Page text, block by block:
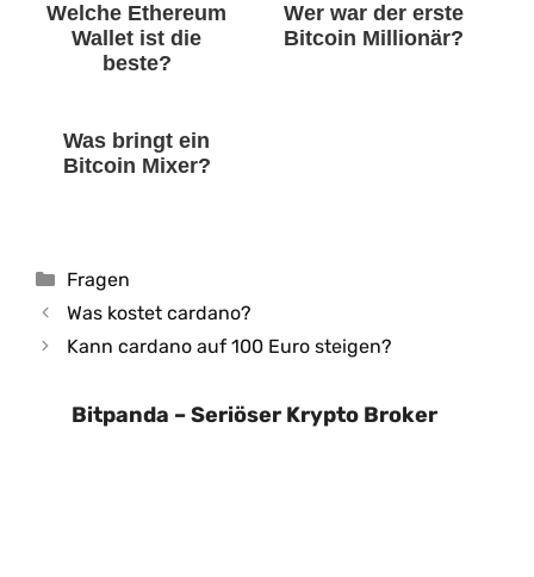
Welche Ethereum
Wallet ist die
beste?
Wer war der erste
Bitcoin Millionär?
Was bringt ein
Bitcoin Mixer?
Kategorien
Fragen
Was kostet cardano?
Kann cardano auf 100 Euro steigen?
Bitpanda – Seriöser Krypto Broker